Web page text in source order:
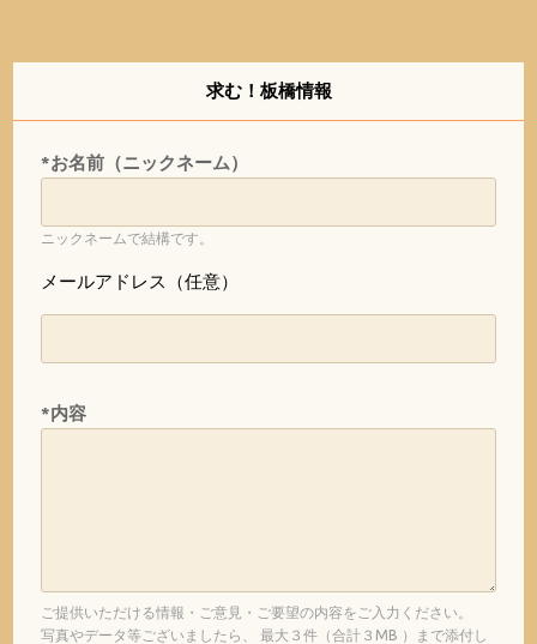
求む！板橋情報
*お名前（ニックネーム）
ニックネームで結構です。
メールアドレス（任意）
*内容
ご提供いただける情報・ご意見・ご要望の内容をご入力ください。
写真やデータ等ございましたら、 最大３件（合計３MB ）まで添付し